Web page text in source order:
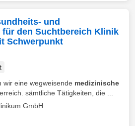
und
für den Suchtbereich Klinik
Schwerpunkt
wir eine wegweisende medizinische
sämtliche Tätigkeiten, die ...
GmbH